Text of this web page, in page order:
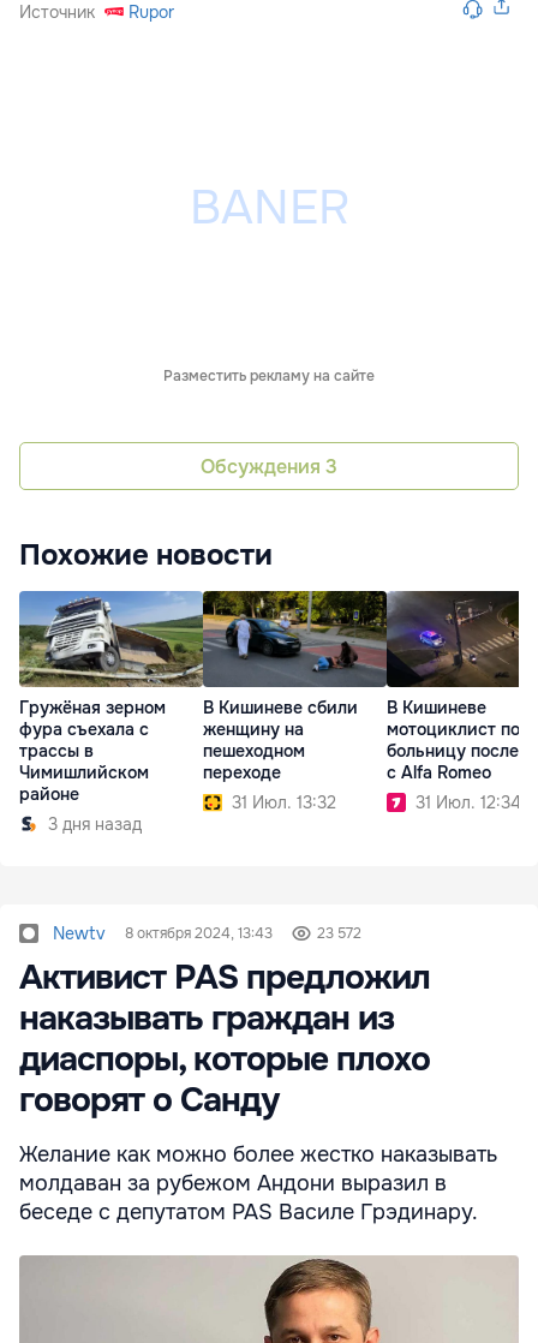
Источник Rupor
Разместить рекламу на сайте
Обсуждения 3
Похожие новости
Гружёная зерном
фура съехала с
трассы в
Чимишлийском
районе
3 дня назад
В Кишиневе сбили
женщину на
пешеходном
переходе
31 Июл. 13:32
В Кишиневе
мотоциклист
больницу после
с Alfa Romeo
31 Июл. 12:34
Newtv 8 октября 2024, 13:43 23 572
Активист PAS предложил
наказывать граждан из
диаспоры, которые плохо
говорят о Санду
Желание как можно более жестко наказывать
молдаван за рубежом Андони выразил в
беседе с депутатом PAS Василе Грэдинару.